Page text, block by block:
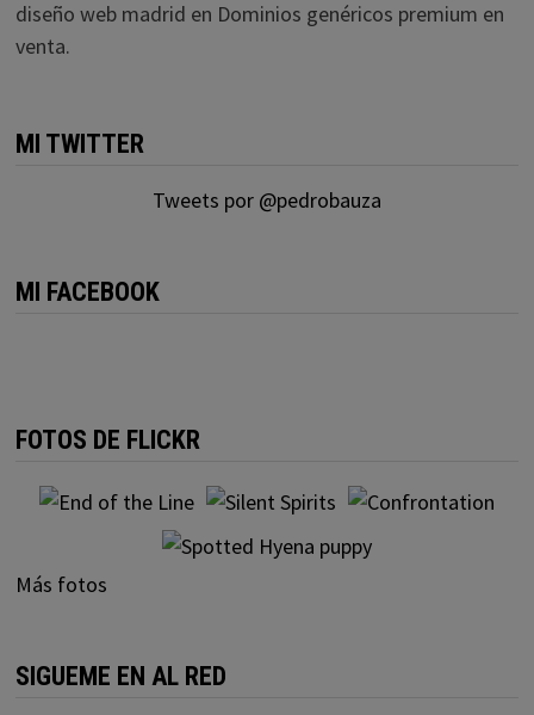
diseño web madrid en Dominios genéricos premium en
venta.
MI TWITTER
Tweets por @pedrobauza
MI FACEBOOK
FOTOS DE FLICKR
Más fotos
SIGUEME EN AL RED